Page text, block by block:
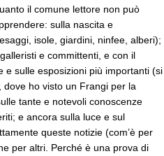
il comune lettore non può
sulla nascita e
isole, giardini, ninfee, alberi);
e committenti, e con il
e sulle esposizioni più importanti (si
dove ho visto un Frangi per la
tante e notevoli conoscenze
e ancora sulla luce e sul
queste notizie (com’è per
per altri. Perché è una prova di